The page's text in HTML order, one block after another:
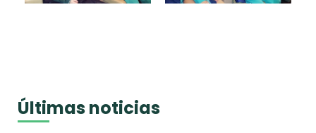
Últimas noticias